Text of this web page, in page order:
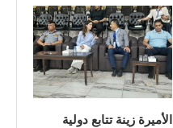
الأميرة زينة تتابع دولية